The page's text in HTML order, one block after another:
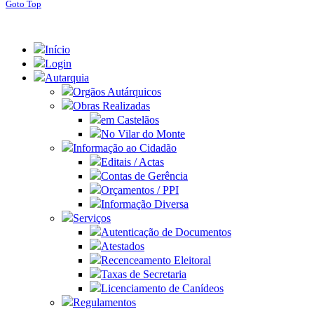
Goto Top
Início
Login
Autarquia
Orgãos Autárquicos
Obras Realizadas
em Castelãos
No Vilar do Monte
Informação ao Cidadão
Editais / Actas
Contas de Gerência
Orçamentos / PPI
Informação Diversa
Serviços
Autenticação de Documentos
Atestados
Recenceamento Eleitoral
Taxas de Secretaria
Licenciamento de Canídeos
Regulamentos